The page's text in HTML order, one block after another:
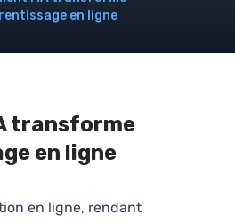
en ligne
transforme
en ligne
en ligne, rendant